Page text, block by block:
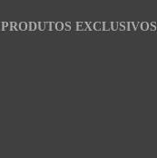
PRODUTOS EXCLUSIVOS